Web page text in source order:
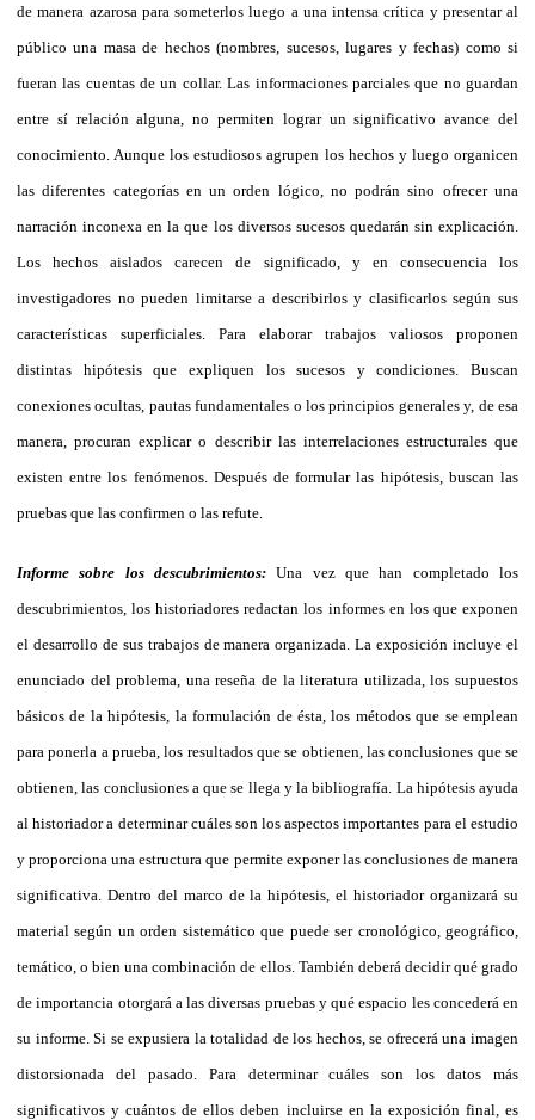
de manera azarosa para someterlos luego a una intensa crítica y presentar al
público una masa de hechos (nombres, sucesos, lugares y fechas) como si
fueran las cuentas de un collar. Las informaciones parciales que no guardan
entre sí relación alguna, no permiten lograr un significativo avance del
conocimiento. Aunque los estudiosos agrupen los hechos y luego organicen
las diferentes categorías en un orden lógico, no podrán sino ofrecer una
narración inconexa en la que los diversos sucesos quedarán sin explicación.
Los hechos aislados carecen de significado, y en consecuencia los
investigadores no pueden limitarse a describirlos y clasificarlos según sus
características superficiales. Para elaborar trabajos valiosos proponen
distintas hipótesis que expliquen los sucesos y condiciones. Buscan
conexiones ocultas, pautas fundamentales o los principios generales y, de esa
manera, procuran explicar o describir las interrelaciones estructurales que
existen entre los fenómenos. Después de formular las hipótesis, buscan las
pruebas que las confirmen o las refute.
Informe sobre los descubrimientos: Una vez que han completado los
descubrimientos, los historiadores redactan los informes en los que exponen
el desarrollo de sus trabajos de manera organizada. La exposición incluye el
enunciado del problema, una reseña de la literatura utilizada, los supuestos
básicos de la hipótesis, la formulación de ésta, los métodos que se emplean
para ponerla a prueba, los resultados que se obtienen, las conclusiones que se
obtienen, las conclusiones a que se llega y la bibliografía. La hipótesis ayuda
al historiador a determinar cuáles son los aspectos importantes para el estudio
y proporciona una estructura que permite exponer las conclusiones de manera
significativa. Dentro del marco de la hipótesis, el historiador organizará su
material según un orden sistemático que puede ser cronológico, geográfico,
temático, o bien una combinación de ellos. También deberá decidir qué grado
de importancia otorgará a las diversas pruebas y qué espacio les concederá en
su informe. Si se expusiera la totalidad de los hechos, se ofrecerá una imagen
distorsionada del pasado. Para determinar cuáles son los datos más
significativos y cuántos de ellos deben incluirse en la exposición final, es